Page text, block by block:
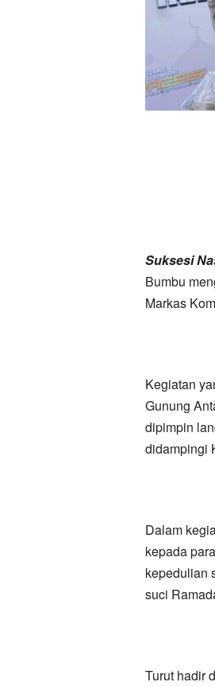
Suksesi
Bumbu
Markas
Kegiatan
Gunung
dipimpin
didampingi
Dalam
kepada
kepedulian
suci
Turut hadir